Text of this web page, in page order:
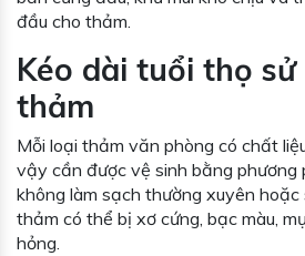
đầu cho thảm.
Kéo dài tuổi thọ
thảm
Mỗi loại thảm văn phòng có chất
vậy cần được vệ sinh bằng phương
không làm sạch thường xuyên hoặc
thảm có thể bị xơ cứng, bạc màu,
hỏng.